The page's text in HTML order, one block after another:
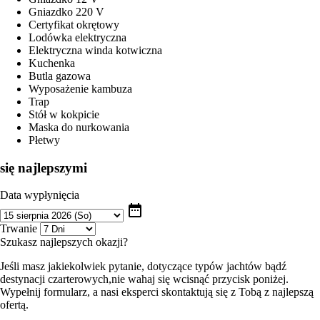
Gniazdko 220 V
Certyfikat okrętowy
Lodówka elektryczna
Elektryczna winda kotwiczna
Kuchenka
Butla gazowa
Wyposażenie kambuza
Trap
Stół w kokpicie
Maska do nurkowania
Płetwy
się najlepszymi
Data wypłynięcia
date_range
Trwanie
Szukasz najlepszych okazji?
Jeśli masz jakiekolwiek pytanie, dotyczące typów jachtów bądź
destynacji czarterowych,nie wahaj się wcisnąć przycisk poniżej.
Wypełnij formularz, a nasi eksperci skontaktują się z Tobą z najlepszą
ofertą.